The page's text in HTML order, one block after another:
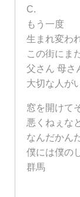
C.
もう一度
生まれ変わ
この街にま
父さん 母さ
大切な人が
窓を開けて
悪くねぇな
なんだかん
僕には僕の
群馬